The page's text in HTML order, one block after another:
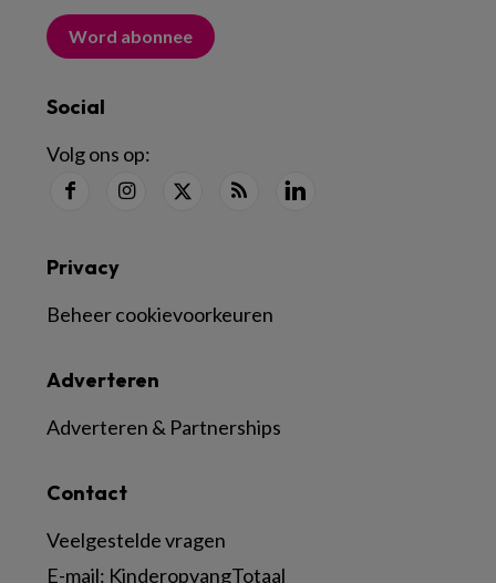
Word abonnee
Social
Volg ons op:
Contact
Veelgestelde vragen
E-mail: KinderopvangTotaal
Adverteren
Adverteren & Partnerships
Privacy
Beheer cookievoorkeuren